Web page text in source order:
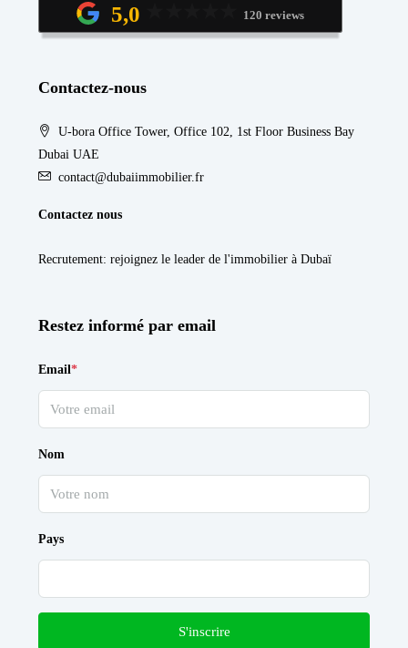
5,0 120 reviews
Contactez-nous
U-bora Office Tower, Office 102, 1st Floor Business Bay
Dubai UAE
contact@dubaiimmobilier.fr
Contactez nous
Recrutement: rejoignez le leader de l'immobilier à Dubaï
Restez informé par email
Email*
Nom
Pays
S'inscrire